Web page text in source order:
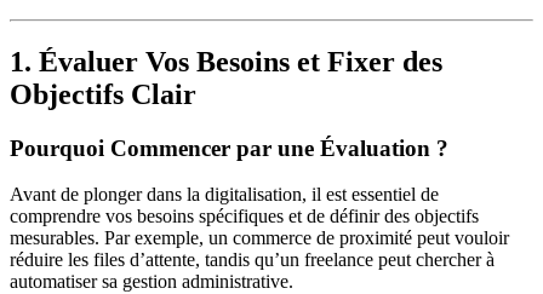
1. Évaluer Vos Besoins et Fixer des
Objectifs Clair
Pourquoi Commencer par une Évaluation ?
Avant de plonger dans la digitalisation, il est essentiel de
comprendre vos besoins spécifiques et de définir des objectifs
mesurables. Par exemple, un commerce de proximité peut vouloir
réduire les files d’attente, tandis qu’un freelance peut chercher à
automatiser sa gestion administrative.